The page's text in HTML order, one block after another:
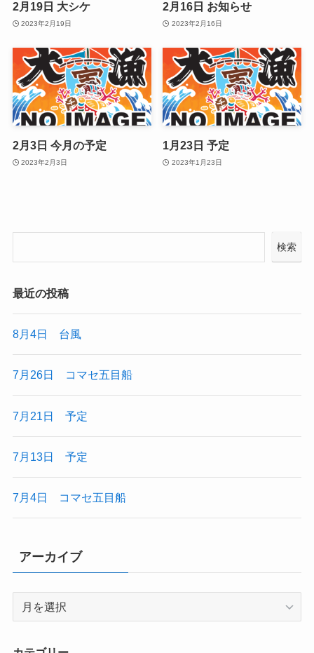
2月19日 大シケ
2023年2月19日
2月16日 お知らせ
2023年2月16日
2月3日 今月の予定
2023年2月3日
1月23日 予定
2023年1月23日
検索
最近の投稿
8月4日 台風
7月26日 コマセ五目船
7月21日 予定
7月13日 予定
7月4日 コマセ五目船
アーカイブ